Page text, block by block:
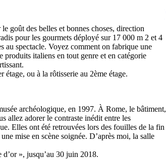
goût des belles et bonnes choses, direction
pour les gourmets déployé sur 17 000 m 2 et 4
au spectacle. Voyez comment on fabrique une
produits italiens en tout genre et en catégorie
étage, ou à la rôtisserie au 2ème étage.
archéologique, en 1997. À Rome, le bâtiment,
allez adorer le contraste inédit entre les
Elles ont été retrouvées lors des fouilles de la fin
mise en scène soignée. D’après moi, la salle
», jusqu’au 30 juin 2018.